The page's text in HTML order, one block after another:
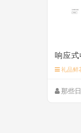
鸾
响应
礼品鲜
那些